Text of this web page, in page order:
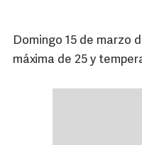
Domingo 15 de marzo
máxima de 25 y